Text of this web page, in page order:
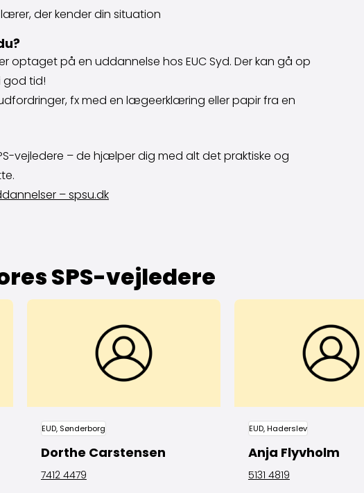
der kender din situation
optaget på en uddannelse hos EUC Syd. Der kan gå op
god tid!
fx med en lægeerklæring eller papir fra en
vejledere – de hjælper dig med alt det praktiske og
– spsu.dk
SPS-vejledere
EUD, Sønderborg
Dorthe Carstensen
7412 4479
EUD, Haderslev
Anja Flyvholm
5131 4819